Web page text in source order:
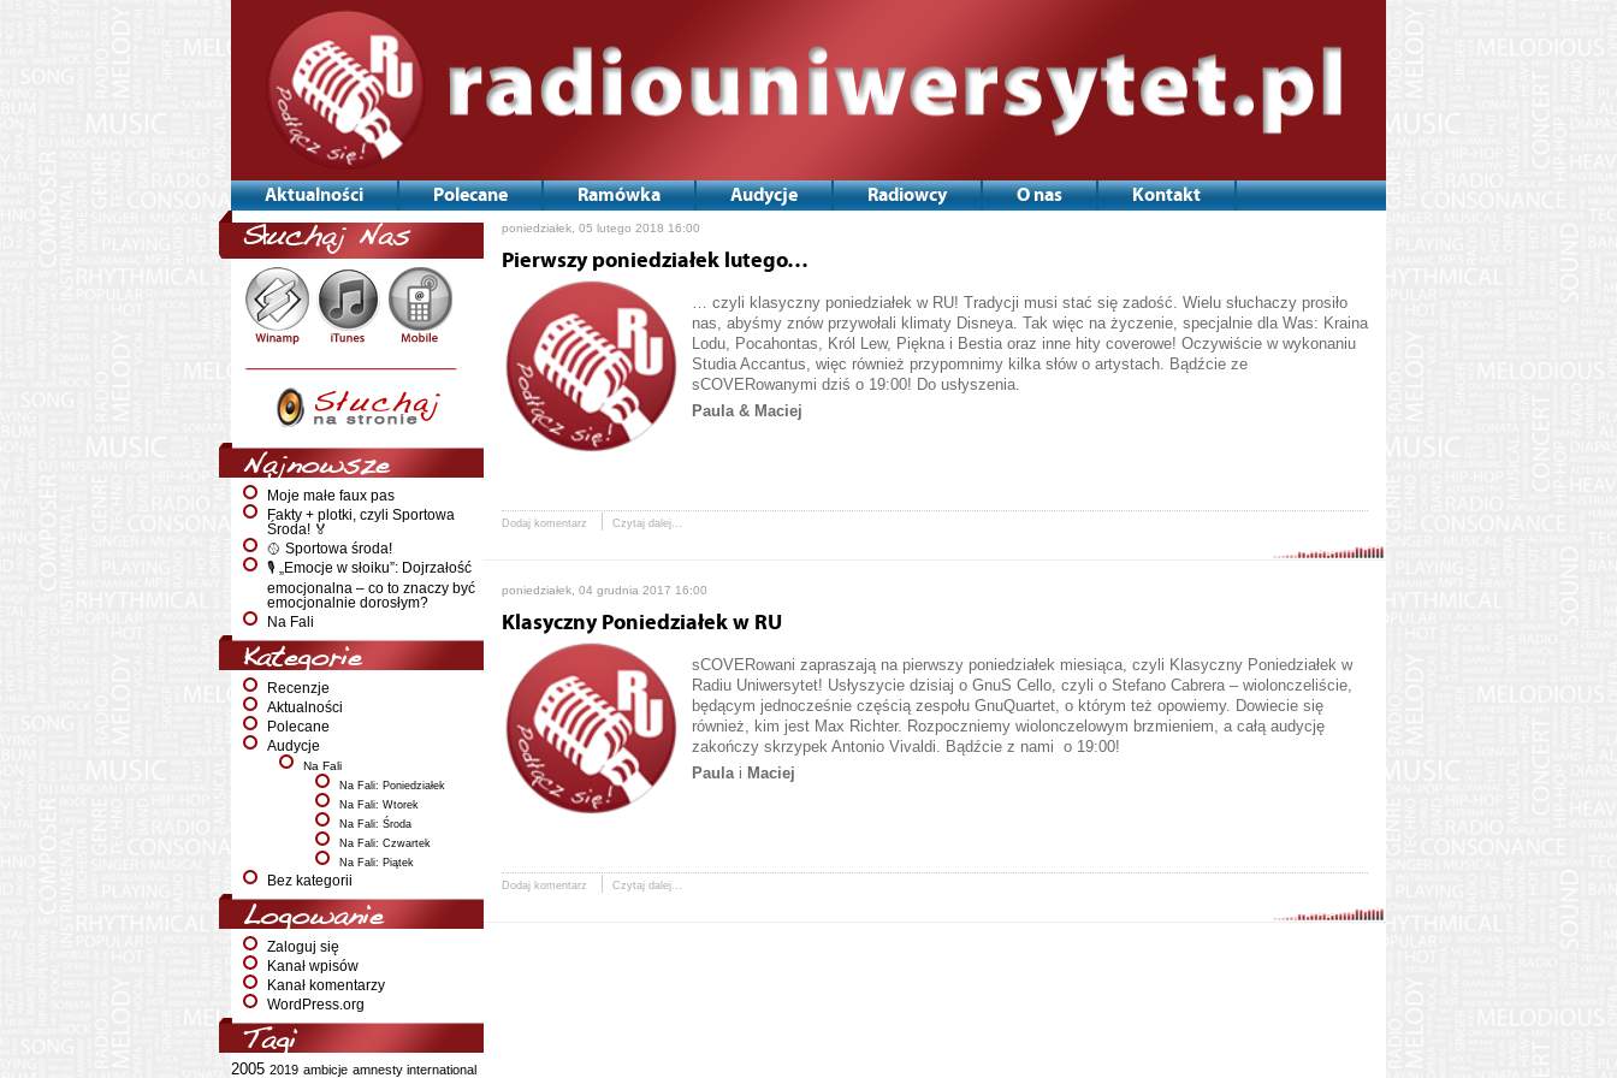
Aktualności Polecane Ramówka Audycje Radiowcy O nas Kontakt
Słuchaj Nas
Najnowsze
Moje małe faux pas
Fakty + plotki, czyli Sportowa
Środa! 🏅
🥎 Sportowa środa!
🎙️ „Emocje w słoiku”: Dojrzałość
emocjonalna – co to znaczy być
emocjonalnie dorosłym?
Na Fali
Kategorie
Recenzje
Aktualności
Polecane
Audycje
Na Fali
Na Fali: Poniedziałek
Na Fali: Wtorek
Na Fali: Środa
Na Fali: Czwartek
Na Fali: Piątek
Bez kategorii
Logowanie
Zaloguj się
Kanał wpisów
Kanał komentarzy
WordPress.org
Tagi
2005 2019 ambicje amnesty international
poniedziałek, 05 lutego 2018 16:00
Pierwszy poniedziałek lutego…
… czyli klasyczny poniedziałek w RU! Tradycji musi stać się zadość. Wielu słuchaczy prosiło
nas, abyśmy znów przywołali klimaty Disneya. Tak więc na życzenie, specjalnie dla Was: Kraina
Lodu, Pocahontas, Król Lew, Piękna i Bestia oraz inne hity coverowe! Oczywiście w wykonaniu
Studia Accantus, więc również przypomnimy kilka słów o artystach. Bądźcie ze
sCOVERowanymi dziś o 19:00! Do usłyszenia.
Paula & Maciej
Dodaj komentarz Czytaj dalej...
poniedziałek, 04 grudnia 2017 16:00
Klasyczny Poniedziałek w RU
sCOVERowani zapraszają na pierwszy poniedziałek miesiąca, czyli Klasyczny Poniedziałek w
Radiu Uniwersytet! Usłyszycie dzisiaj o GnuS Cello, czyli o Stefano Cabrera – wiolonczeliście,
będącym jednocześnie częścią zespołu GnuQuartet, o którym też opowiemy. Dowiecie się
również, kim jest Max Richter. Rozpoczniemy wiolonczelowym brzmieniem, a całą audycję
zakończy skrzypek Antonio Vivaldi. Bądźcie z nami o 19:00!
Paulai Maciej
Dodaj komentarz Czytaj dalej...